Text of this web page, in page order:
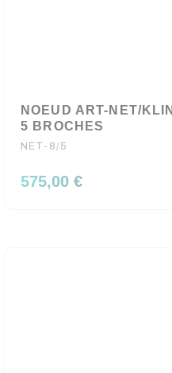
NOEUD ART-NET/
5 BROCHES
NET-8/5
575,00 €